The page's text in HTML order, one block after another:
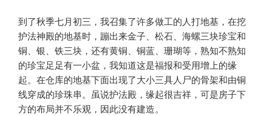
到了秋季七月初三，我召集了许多做工的人打地基，在挖
护法神殿的地基时，蹦出来金子、松石、海螺三块珍宝和
铜、银、铁三块，还有黄铜、铜蓝、珊瑚等，熟知不熟知
的珍宝足足有一小盆，我知道这是福报和受用增上的缘
起。在仓库的地基下面出现了大小三具人尸的骨架和由铜
线穿成的珍珠串。虽说护法殿，缘起很吉祥，可是房子下
方的布局并不乐观，因此没有建造。